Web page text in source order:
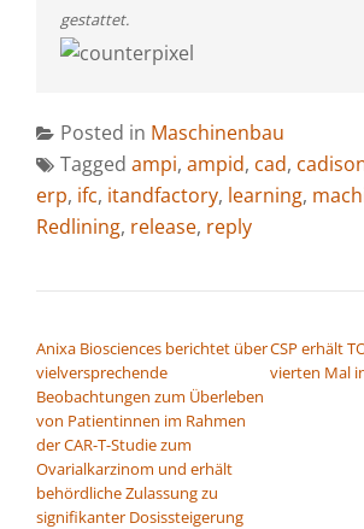
gestattet.
Posted in Maschinenbau
Tagged ampi, ampid, cad,
erp, ifc, itandfactory, learning,
Redlining, release, reply
Anixa Biosciences berichtet über
vielversprechende
Beobachtungen zum Überleben
von Patientinnen im Rahmen
der CAR-T-Studie zum
Ovarialkarzinom und erhält
behördliche Zulassung zu
signifikanter Dosissteigerung
CSP erhält
vierten Mal